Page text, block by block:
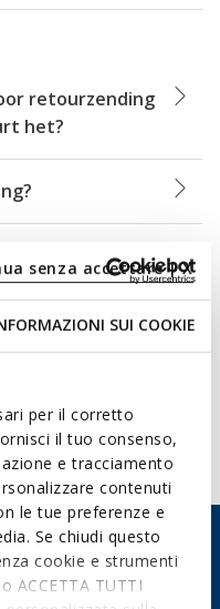
SUI COOKIE
per il corretto
il tuo consenso,
e tracciamento
contenuti
le tue preferenze e
Se chiudi questo
cookie e strumenti
ACCETTA TUTTI
senza accettare | X
retourzending
het?
worden
worden
van een
zocht?
WILT OPNEMEN, WE